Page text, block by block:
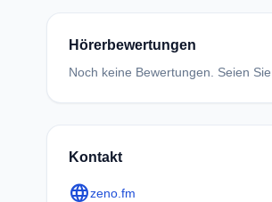
Hörerbewertungen
Noch keine Bewertungen. Seien
Kontakt
languagezeno.fm